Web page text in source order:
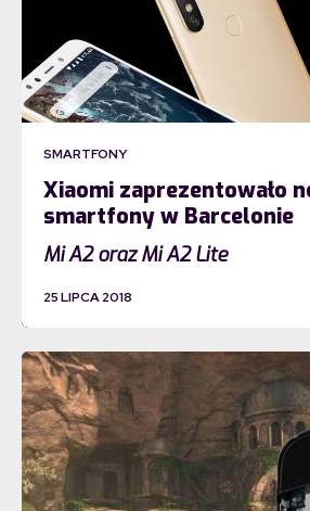
SMARTFONY
Xiaomi zaprezentowało
smartfony w Barcelonie
Mi A2 oraz Mi A2 Lite
25 LIPCA 2018